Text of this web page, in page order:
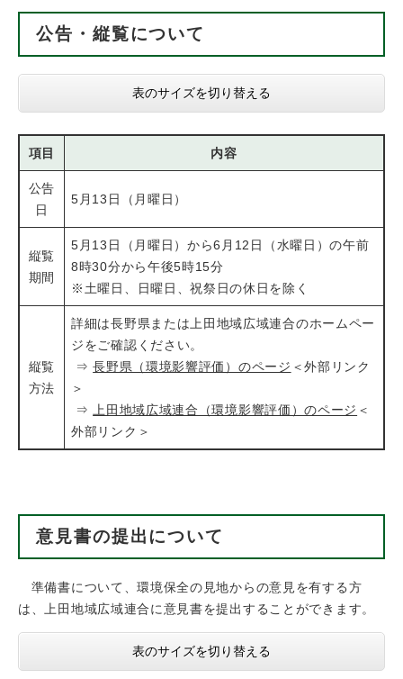
公告・縦覧について
表のサイズを切り替える
項目 内容
公告
日
5月13日（月曜日）
縦覧
期間
5月13日（月曜日）から6月12日（水曜日）の午前
8時30分から午後5時15分
※土曜日、日曜日、祝祭日の休日を除く
縦覧
方法
詳細は長野県または上田地域広域連合のホームペー
ジをご確認ください。
⇒長野県（環境影響評価）のページ ＜外部リンク
＞
⇒
上田地域広域連合（環境影響評価）のページ ＜
外部リンク＞
意見書の提出について
準備書について、環境保全の見地からの意見を有する方
は、上田地域広域連合に意見書を提出することができます。
表のサイズを切り替える